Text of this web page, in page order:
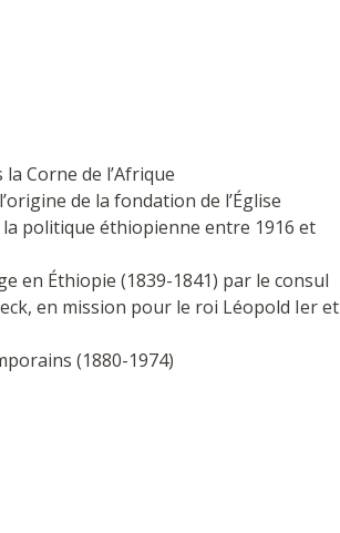
Corne de l’Afrique
de la fondation de l’Église
la politique éthiopienne entre 1916 et
en Éthiopie (1839-1841) par le consul
en mission pour le roi Léopold Ier et
(1880-1974)